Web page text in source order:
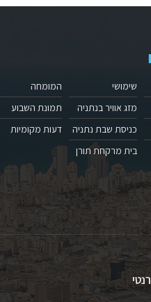
שימושי
מזג אוויר בנתניה
כניסת שבת נתניה
בית מרקחת תורן
המומחה
תמונת השבוע
דעות מקומיות